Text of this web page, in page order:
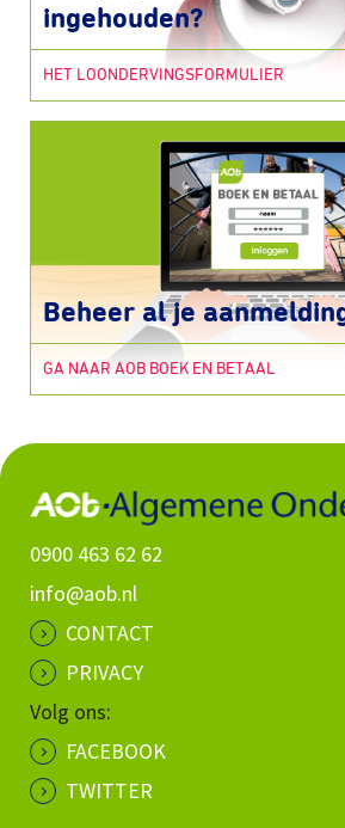
ingehouden?
HET LOONDERVINGSFORMULIER
Beheer al je
GA NAAR AOB BOEK EN BETAAL
0900 463 62 62
info@aob.nl
CONTACT
PRIVACY
Volg ons:
FACEBOOK
TWITTER